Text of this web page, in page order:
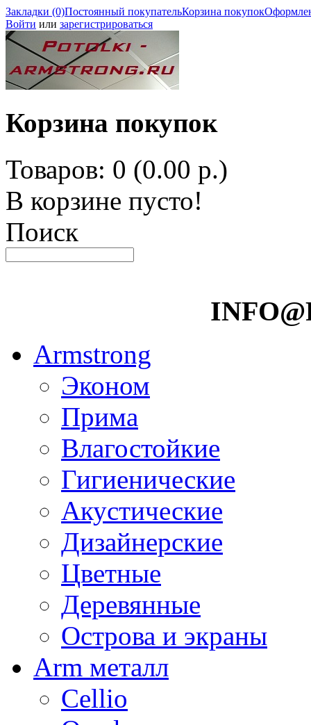
Закладки (0)Постоянный покупательКорзина покупок
Войти или зарегистрироваться
Корзина покупок
Товаров: 0 (0.00 р.)
В корзине пусто!
Поиск
Armstrong
Эконом
Прима
Влагостойкие
Гигиенические
Акустические
Дизайнерские
Цветные
Деревянные
Острова и экраны
Arm металл
Cellio